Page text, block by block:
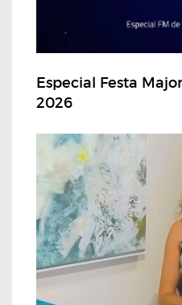
Especial Festa
2026